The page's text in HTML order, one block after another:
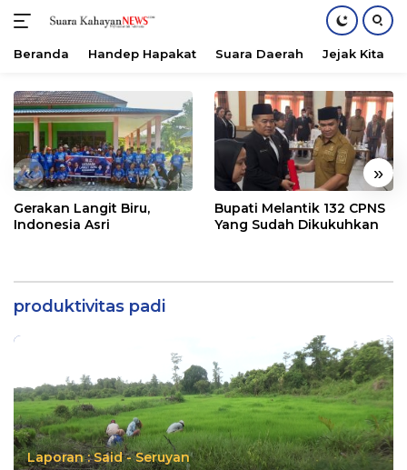
konten
Beranda Handep Hapakat Suara Daerah Jejak Kita
« »
Gerakan Langit Biru,
Indonesia Asri
Bupati Melantik 132 CPNS
Yang Sudah Dikukuhkan
produktivitas padi
Laporan : Said - Seruyan